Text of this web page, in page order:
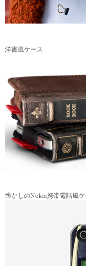
洋書風ケース
懐かしのNokia携帯電話風